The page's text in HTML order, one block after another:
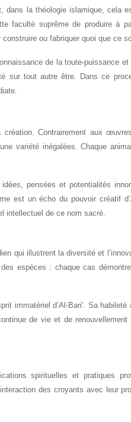
dans la théologie islamique, cela
faculté suprême de produire à
ou fabriquer quoi que ce
de la toute-puissance et
sur tout autre être. Dans ce
Contrairement aux
variété inégalées. Chaque
pensées et potentialités
est un écho du pouvoir créatif
intellectuel de ce nom sacré.
qui illustrent la diversité et
espèces : chaque cas
immatériel d’Al-Bari'. Sa habileté
de vie et de renouvellement
spirituelles et pratiques
des croyants avec leur